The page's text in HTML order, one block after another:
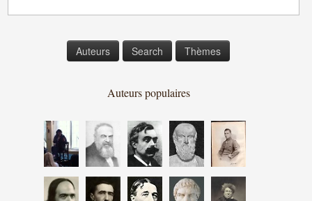
Auteurs Search Thèmes
Auteurs populaires